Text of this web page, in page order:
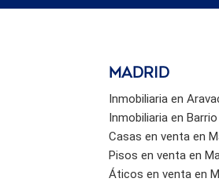
Madrid
Inmobiliaria en
Inmobiliaria en
Casas en venta en
Pisos en venta en
Áticos en venta en